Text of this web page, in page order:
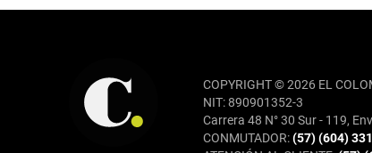
COPYRIGHT © 2026 EL
NIT: 890901352-3
Carrera 48 N° 30 Sur - 119,
CONMUTADOR:(57) (604)